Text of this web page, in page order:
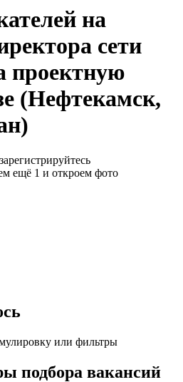
на
сети
проектную
(Нефтекамск,
ещё 1 и откроем фото
или фильтры
подбора вакансий